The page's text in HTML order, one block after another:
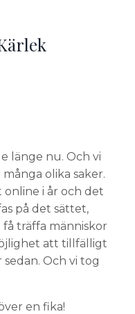
länge nu. Och vi
olika saker.
online i år och det
på det sättet,
träffa människor
att tillfälligt
Och vi tog
en fika!